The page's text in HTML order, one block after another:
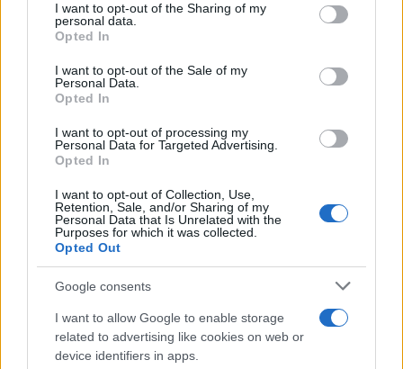
not limited to your visit or usage behaviour. You may click to
grant or deny consent to Google and its third-party tags to
use your data for below specified purposes in below Google
consent section.
I want to opt-out of the Sharing of my
personal data.
Opted In
I want to opt-out of the Sale of my
Personal Data.
Opted In
I want to opt-out of processing my
Personal Data for Targeted Advertising.
Opted In
I want to opt-out of Collection, Use,
Retention, Sale, and/or Sharing of my
Personal Data that Is Unrelated with the
Purposes for which it was collected.
Opted Out
Google consents
I want to allow Google to enable storage
related to advertising like cookies on web or
device identifiers in apps.
Πιο σχολιασμένα
Marfin: Η 46χρονη πήρε προθεσμία για
να απολογηθεί την Τρίτη – «Είναι αθώα,
100.000 άτομα»
Βγήκαν ξανά τα μαχαίρια στην Ελπίδα
Γρατσία και Γαλανός μετέτρεψαν το
κίνημα σε φοβικό αρχηγικό κόμμα»
Μεταφορές χρημάτων: Πότε μπορεί να
θεωρηθούν δωρεές και να επιβληθεί
φόρος – Τι ισχυεί για τις γονικές παροχές
Απίστευτο κι όμως αληθινό -
Aναστέλλονται τα τακτικά ραντεβού του
αγγειοχειρουργού του νοσοκομείου
Χανίων επειδή κλάπηκε το μηχανάκι του
γιατρού